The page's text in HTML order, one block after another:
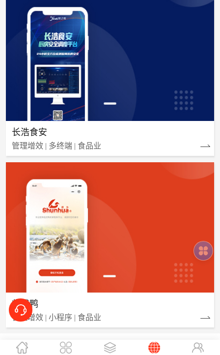
长浩食安
管理增效 | 多终端 | 食品业
临武鸭
管理增效 | 小程序 | 食品业